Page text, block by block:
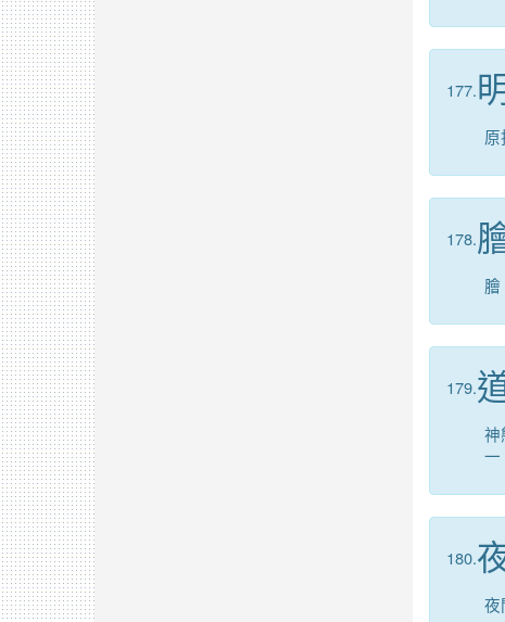
177.
178.
179.
神
一
180.
夜